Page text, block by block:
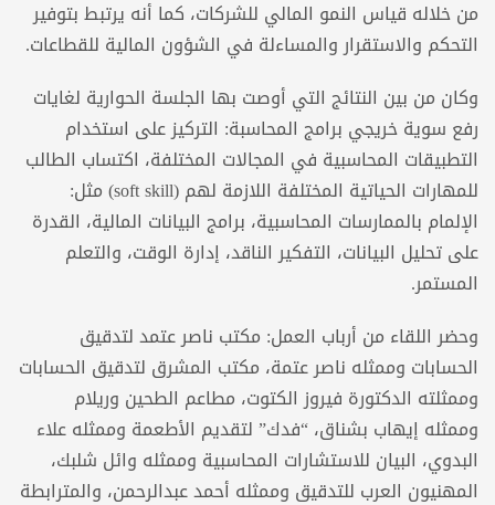
من خلاله قياس النمو المالي للشركات، كما أنه يرتبط بتوفير
التحكم والاستقرار والمساءلة في الشؤون المالية للقطاعات.
وكان من بين النتائج التي أوصت بها الجلسة الحوارية لغايات
رفع سوية خريجي برامج المحاسبة: التركيز على استخدام
التطبيقات المحاسبية في المجالات المختلفة، اكتساب الطالب
للمهارات الحياتية المختلفة اللازمة لهم (soft skill) مثل:
الإلمام بالممارسات المحاسبية، برامج البيانات المالية، القدرة
على تحليل البيانات، التفكير الناقد، إدارة الوقت، والتعلم
المستمر.
وحضر اللقاء من أرباب العمل: مكتب ناصر عتمد لتدقيق
الحسابات وممثله ناصر عتمة، مكتب المشرق لتدقيق الحسابات
وممثلته الدكتورة فيروز الكتوت، مطاعم الطحين وريلام
وممثله إيهاب بشناق، “فدك” لتقديم الأطعمة وممثله علاء
البدوي، البيان للاستشارات المحاسبية وممثله وائل شلبك،
المهنيون العرب للتدقيق وممثله أحمد عبدالرحمن، والمترابطة